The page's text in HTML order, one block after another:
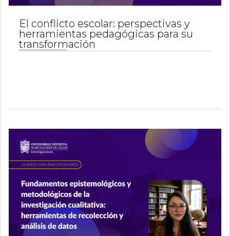
El conflicto escolar: perspectivas y
herramientas pedagógicas para su
transformación